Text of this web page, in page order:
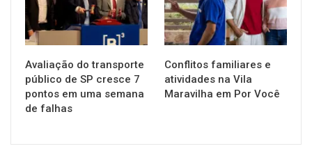
Avaliação do transporte
público de SP cresce 7
pontos em uma semana
de falhas
Conflitos familiares e
atividades na Vila
Maravilha em Por Você